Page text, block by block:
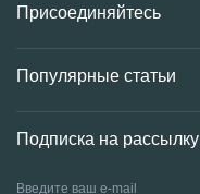
Присоединяйтесь
Популярные статьи
Подписка на рассылку